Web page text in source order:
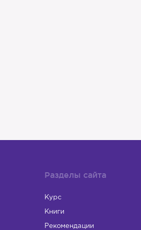
Разделы сайта
Курс
Книги
Рекомендации